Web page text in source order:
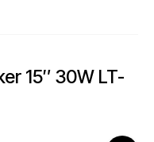
15″ 30W LT-